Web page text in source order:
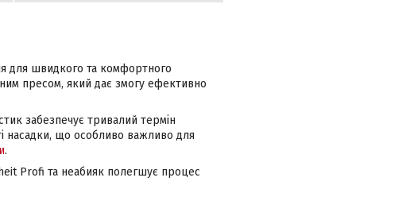
для швидкого та комфортного
пресом, який дає змогу ефективно
забезпечує тривалий термін
насадки, що особливо важливо для
.
Profi та неабияк полегшує процес